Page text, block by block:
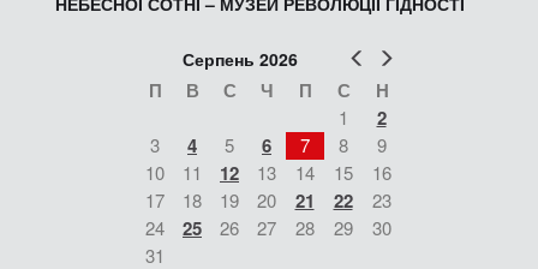
Попер
Серпень 2026
П В С Ч П С Н
1 2
3 4 5 6 7 8
9
10
11 12 13 14 15
16
17
18 19 20 21 22
23
24
25 26 27 28 29
30
31